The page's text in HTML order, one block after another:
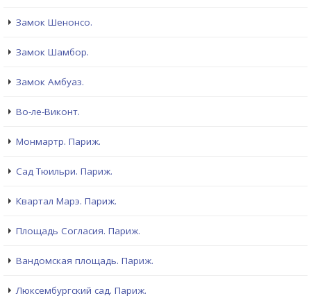
Замок Шенонсо.
Замок Шамбор.
Замок Амбуаз.
Во-ле-Виконт.
Монмартр. Париж.
Сад Тюильри. Париж.
Квартал Марэ. Париж.
Площадь Согласия. Париж.
Вандомская площадь. Париж.
Люксембургский сад. Париж.